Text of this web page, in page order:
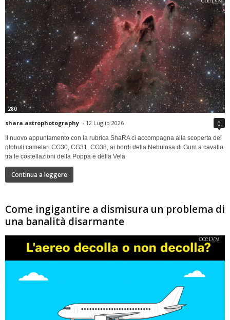
280
shara.astrophotography - 12 Luglio 2026 0
Il nuovo appuntamento con la rubrica ShaRA ci accompagna alla scoperta dei
globuli cometari CG30, CG31, CG38, ai bordi della Nebulosa di Gum a cavallo
tra le costellazioni della Poppa e della Vela
Continua a leggere
Come ingigantire a dismisura un problema di
una banalità disarmante